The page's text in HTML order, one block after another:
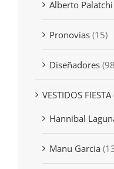
Alberto Palatchi
Pronovias (15)
Diseñadores
VESTIDOS FIESTA
Hannibal
Manu Garcia